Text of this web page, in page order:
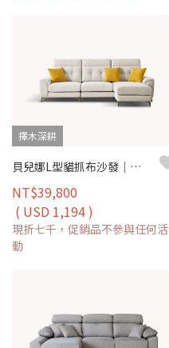
擇木深耕
貝兒娜L型貓抓布沙發｜耐磨防潑水 × 可拆洗布套 × 左右移動腳椅 – 擇木深耕
NT$39,800
( USD 1,194 )
現折七千，促銷品不參與任何活
動